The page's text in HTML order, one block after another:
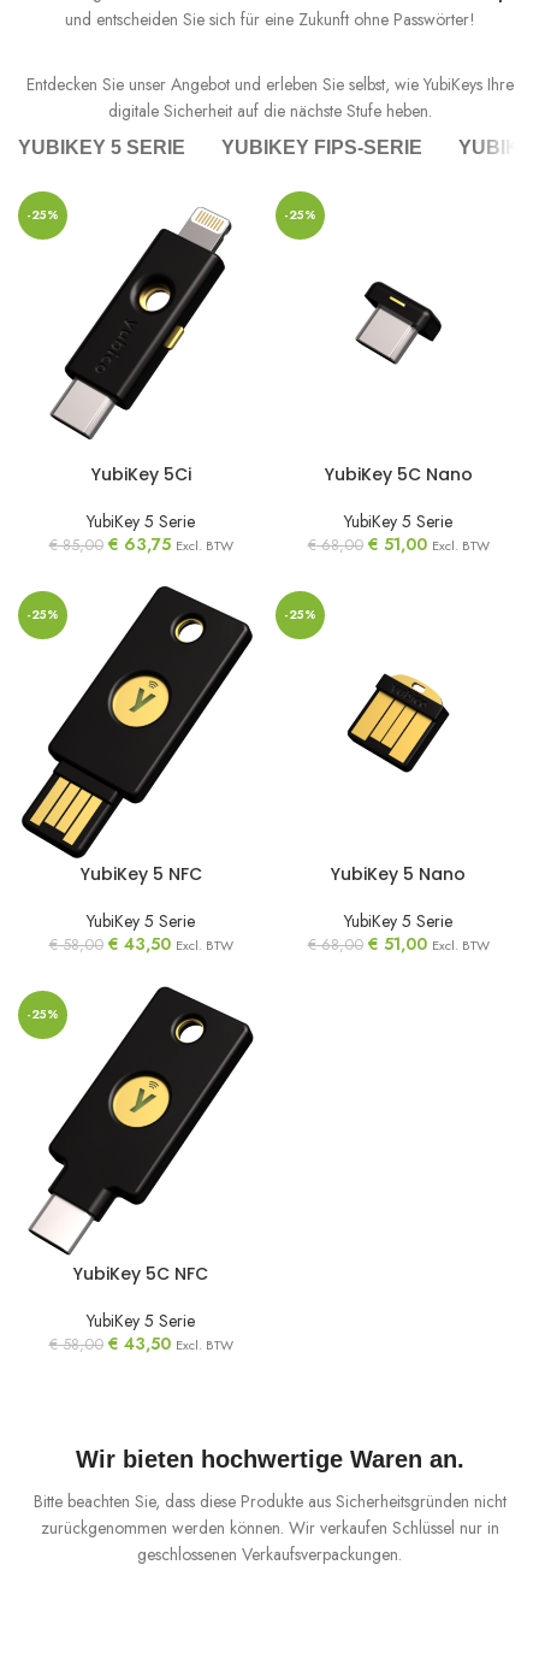
und entscheiden Sie sich für eine Zukunft ohne Passwörter!
Entdecken Sie unser Angebot und erleben Sie selbst, wie YubiKeys Ihre
digitale Sicherheit auf die nächste Stufe heben.
YUBIKEY 5 SERIE YUBIKEY FIPS-SERIE
-25%
YubiKey 5Ci
YubiKey 5 Serie
€85,00 € 63,75 Excl. BTW
-25%
YubiKey 5C Nano
YubiKey 5 Serie
€68,00 € 51,00 Excl. BTW
-25%
YubiKey 5 NFC
YubiKey 5 Serie
€58,00 € 43,50 Excl. BTW
-25%
YubiKey 5 Nano
YubiKey 5 Serie
€68,00 € 51,00 Excl. BTW
-25%
YubiKey 5C NFC
YubiKey 5 Serie
€58,00 € 43,50 Excl. BTW
Wir bieten hochwertige Waren an.
Bitte beachten Sie, dass diese Produkte aus Sicherheitsgründen nicht
zurückgenommen werden können. Wir verkaufen Schlüssel nur in
geschlossenen Verkaufsverpackungen.